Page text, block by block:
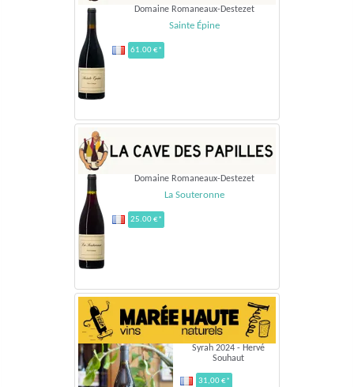
Domaine Romaneaux-Destezet
Sainte Épine
61.00 €*
Domaine Romaneaux-Destezet
La Souteronne
25.00 €*
Syrah 2024 - Hervé
Souhaut
31,00 €*